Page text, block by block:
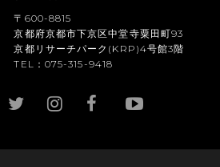
〒600-8815
京都府京都市下京区中堂寺粟田町93
京都リサーチパーク(KRP)4号館3階
TEL：075-315-9418